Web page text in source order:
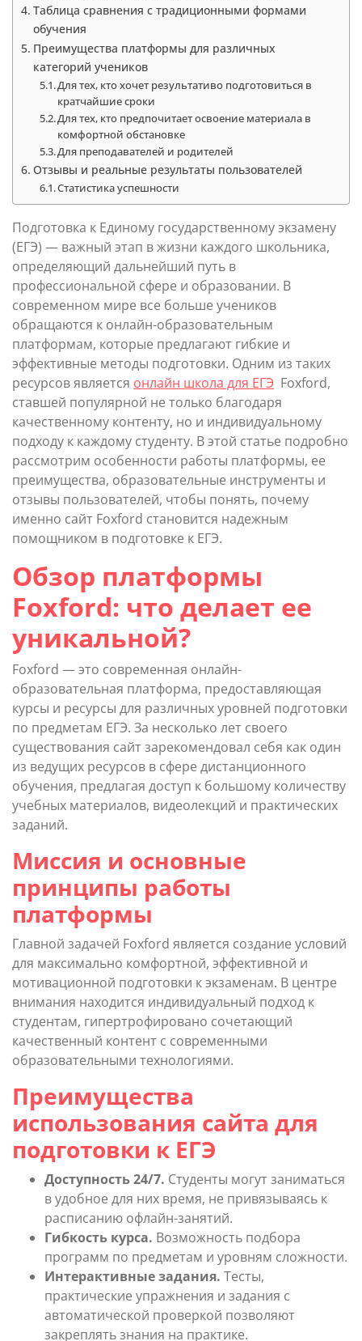
Таблица сравнения с традиционными формами
обучения
Преимущества платформы для различных
категорий учеников
Для тех, кто хочет результативо подготовиться в
кратчайшие сроки
Для тех, кто предпочитает освоение материала в
комфортной обстановке
Для преподавателей и родителей
Отзывы и реальные результаты пользователей
Статистика успешности
Подготовка к Единому государственному экзамену
(ЕГЭ) — важный этап в жизни каждого школьника,
определяющий дальнейший путь в
профессиональной сфере и образовании. В
современном мире все больше учеников
обращаются к онлайн-образовательным
платформам, которые предлагают гибкие и
эффективные методы подготовки. Одним из таких
ресурсов является онлайн школа для ЕГЭ Foxford,
ставшей популярной не только благодаря
качественному контенту, но и индивидуальному
подходу к каждому студенту. В этой статье подробно
рассмотрим особенности работы платформы, ее
преимущества, образовательные инструменты и
отзывы пользователей, чтобы понять, почему
именно сайт Foxford становится надежным
помощником в подготовке к ЕГЭ.
Обзор платформы
Foxford: что делает ее
уникальной?
Foxford — это современная онлайн-
образовательная платформа, предоставляющая
курсы и ресурсы для различных уровней подготовки
по предметам ЕГЭ. За несколько лет своего
существования сайт зарекомендовал себя как один
из ведущих ресурсов в сфере дистанционного
обучения, предлагая доступ к большому количеству
учебных материалов, видеолекций и практических
заданий.
Миссия и основные
принципы работы
платформы
Главной задачей Foxford является создание условий
для максимально комфортной, эффективной и
мотивационной подготовки к экзаменам. В центре
внимания находится индивидуальный подход к
студентам, гипертрофировано сочетающий
качественный контент с современными
образовательными технологиями.
Преимущества
использования сайта для
подготовки к ЕГЭ
Доступность 24/7. Студенты могут заниматься
в удобное для них время, не привязываясь к
расписанию офлайн-занятий.
Гибкость курса. Возможность подбора
программ по предметам и уровням сложности.
Интерактивные задания. Тесты,
практические упражнения и задания с
автоматической проверкой позволяют
закреплять знания на практике.